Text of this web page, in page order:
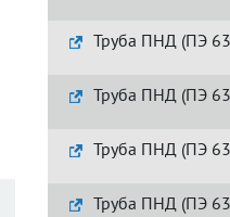
Труба ПНД (ПЭ
Труба ПНД (ПЭ
Труба ПНД (ПЭ
Труба ПНД (ПЭ